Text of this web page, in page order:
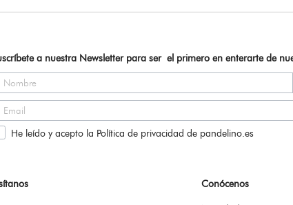
a nuestra Newsletter para ser el primero en enterarte de
He leído y acepto la Política de privacidad de pandelino.es
Conócenos